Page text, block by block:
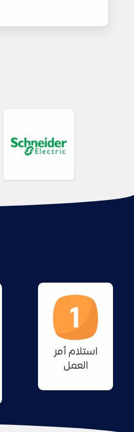
استلام أمر
العمل